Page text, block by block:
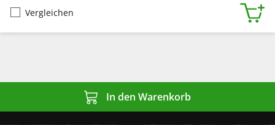
Vergleichen
In den Warenkorb